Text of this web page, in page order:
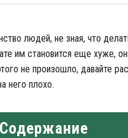
людей, не зная, что
им становится еще хуже,
не произошло, давайте
него плохо.
Содержание